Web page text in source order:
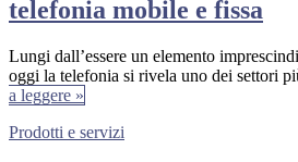
telefonia mobile e fissa
Lungi dall’essere un elemento
oggi la telefonia si rivela uno dei settori
a leggere »
Prodotti e servizi